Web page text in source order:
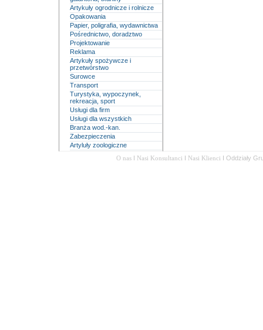
Artykuły ogrodnicze i rolnicze
Opakowania
Papier, poligrafia, wydawnictwa
Pośrednictwo, doradztwo
Projektowanie
Reklama
Artykuły spożywcze i
przetwórstwo
Surowce
Transport
Turystyka, wypoczynek,
rekreacja, sport
Usługi dla firm
Usługi dla wszystkich
Branża wod.-kan.
Zabezpieczenia
Artyluły zoologiczne
O nas I Nasi Konsultanci I Nasi Klienci I Oddziały